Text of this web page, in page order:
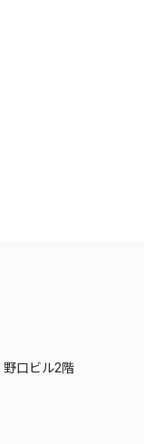
口ビル2階